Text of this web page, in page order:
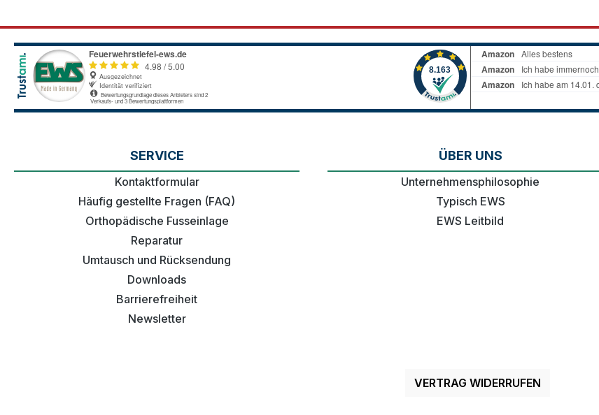
SERVICE
Kontaktformular
Häufig gestellte Fragen (FAQ)
Orthopädische Fusseinlage
Reparatur
Umtausch und Rücksendung
Downloads
Barrierefreiheit
Newsletter
ÜBER UNS
Unternehmensphilosophie
Typisch EWS
EWS Leitbild
VERTRAG WIDERRUFEN